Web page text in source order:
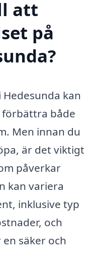
att
på
kan
både
Men innan du
är det viktigt
påverkar
kan variera
inklusive typ
och
säker och